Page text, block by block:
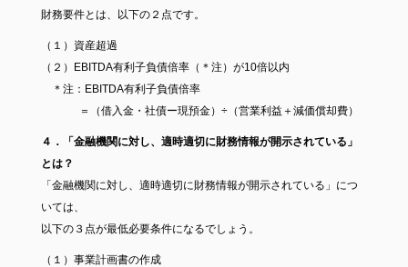
財務要件とは、以下の２点です。
（１）資産超過
（２）EBITDA有利子負債倍率（＊注）が10倍以内
＊注：EBITDA有利子負債倍率
＝（借入金・社債ー現預金）÷（営業利益＋減価償却費）
４．「金融機関に対し、適時適切に財務情報が開示されている」
とは？
「金融機関に対し、適時適切に財務情報が開示されている」につ
いては、
以下の３点が最低必要条件になるでしょう。
（１）事業計画書の作成